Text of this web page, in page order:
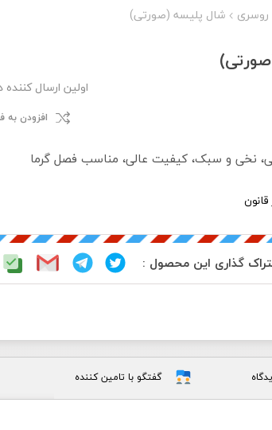
شال پلیسه (صورتی)
اولین ارسال
افزودن به
نخی و سبک، کیفیت عالی، مناسب فصل گرما
گذاری این محصول :
گفتگو با تامین کننده